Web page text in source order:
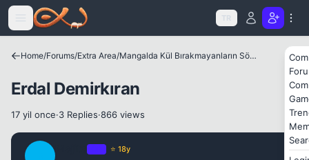
Icerige atla
TR
Home/Forums/Extra Area/ Mangalda Kül Bırakmayanların Sözlüğü
Erdal Demirkıran
17 yil once·3 Replies·866 views
⭐ 18y
Kapat